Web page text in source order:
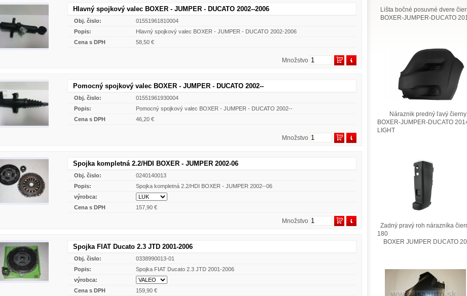
Hlavný spojkový valec BOXER - JUMPER - DUCATO 2002--2006
Obj. čislo:
01551961810004
Popis:
Hlavný spojkový valec BOXER - JUMPER - DUCATO 2002-2006
Cena s DPH
58,50 €
Množstvo
Pomocný spojkový valec BOXER - JUMPER - DUCATO 2002--
Obj. čislo:
01551961930004
Popis:
Pomocný spojkový valec BOXER - JUMPER - DUCATO 2002--
Cena s DPH
46,20 €
Množstvo
Spojka kompletná 2.2/HDI BOXER - JUMPER 2002-06
Obj. čislo:
0240140013
Popis:
Spojka kompletná 2.2/HDI BOXER - JUMPER 2002--06
výrobca:
Cena s DPH
157,90 €
Množstvo
Spojka FIAT Ducato 2.3 JTD 2001-2006
Obj. čislo:
0338990013-01
Popis:
Spojka FIAT Ducato 2.3 JTD 2001-2006
výrobca:
Cena s DPH
159,90 €
Lišta bočné posuvné dvere
BOXER-JUMPER-DUCATO
Náraznik predný ľavý čierny
BOXER-JUMPER-DUCATO
LIGHT
Zadný pravý roh nárazníka
180
BOXER JUMPER DUCATO